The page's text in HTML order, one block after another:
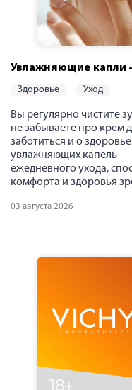
Увлажняющие капли
здоровье уход
Вы регулярно чистите
не забываете про крем
заботиться и о
увлажняющих капель —
ежедневного ухода,
комфорта и здоровья
03 августа 2026